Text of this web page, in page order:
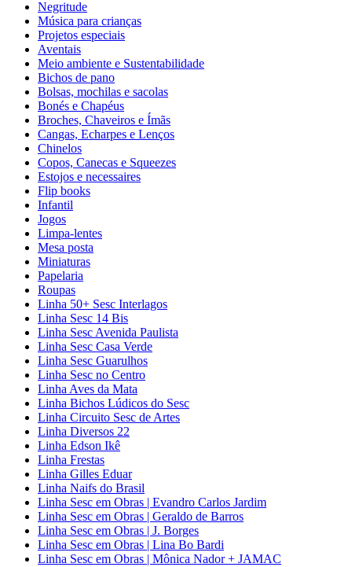
Negritude
Música para crianças
Projetos especiais
Aventais
Meio ambiente e Sustentabilidade
Bichos de pano
Bolsas, mochilas e sacolas
Bonés e Chapéus
Broches, Chaveiros e Ímãs
Cangas, Echarpes e Lenços
Chinelos
Copos, Canecas e Squeezes
Estojos e necessaires
Flip books
Infantil
Jogos
Limpa-lentes
Mesa posta
Miniaturas
Papelaria
Roupas
Linha 50+ Sesc Interlagos
Linha Sesc 14 Bis
Linha Sesc Avenida Paulista
Linha Sesc Casa Verde
Linha Sesc Guarulhos
Linha Sesc no Centro
Linha Aves da Mata
Linha Bichos Lúdicos do Sesc
Linha Circuito Sesc de Artes
Linha Diversos 22
Linha Edson Ikê
Linha Frestas
Linha Gilles Eduar
Linha Naifs do Brasil
Linha Sesc em Obras | Evandro Carlos Jardim
Linha Sesc em Obras | Geraldo de Barros
Linha Sesc em Obras | J. Borges
Linha Sesc em Obras | Lina Bo Bardi
Linha Sesc em Obras | Mônica Nador + JAMAC